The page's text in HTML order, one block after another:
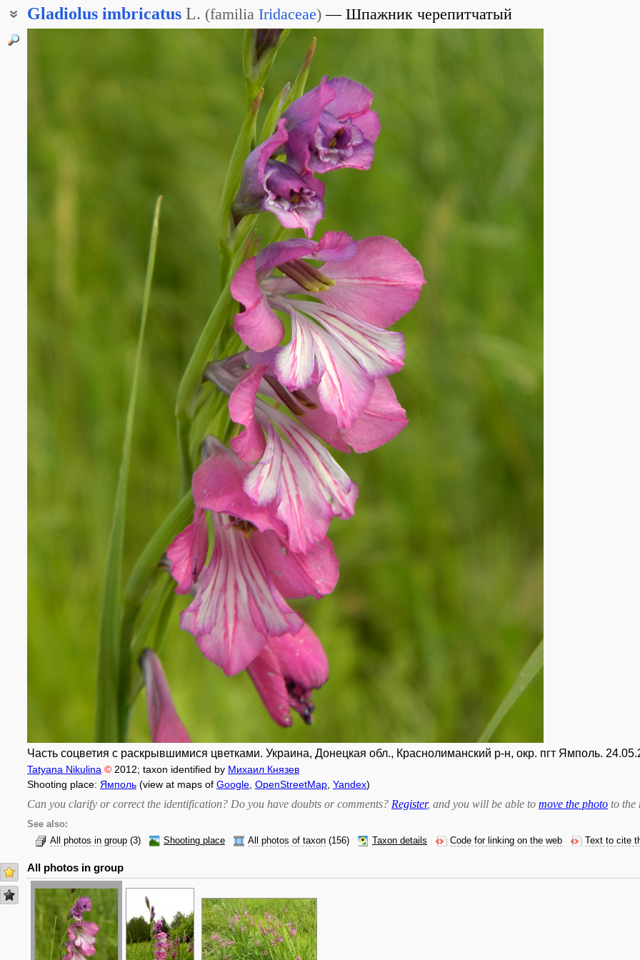
Gladiolus imbricatus L. (familia Iridaceae) Шпажник черепитчатый
Часть соцветия с раскрывшимися цветками. Украина, Донецкая обл., Краснолиманский р-н, окр. пгт Ямполь.
Tatyana Nikulina © 2012; taxon identified by Михаил Князев
Shooting place: Ямполь (view at maps of Google OpenStreetMap Yandex)
Can you clarify or correct the identification? Do you have doubts or comments? Register, and you will be able to move the photo to the
See also:
All photos in group (3) Shooting place All photos of taxon (156) Taxon details Code for linking on the web Text to cite
All photos in group